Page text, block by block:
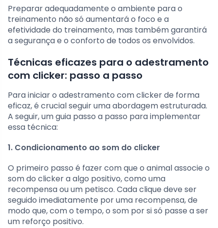
Preparar adequadamente o ambiente para o
treinamento não só aumentará o foco e a
efetividade do treinamento, mas também garantirá
a segurança e o conforto de todos os envolvidos.
Técnicas eficazes para o adestramento
com clicker: passo a passo
Para iniciar o adestramento com clicker de forma
eficaz, é crucial seguir uma abordagem estruturada.
A seguir, um guia passo a passo para implementar
essa técnica:
1. Condicionamento ao som do clicker
O primeiro passo é fazer com que o animal associe o
som do clicker a algo positivo, como uma
recompensa ou um petisco. Cada clique deve ser
seguido imediatamente por uma recompensa, de
modo que, com o tempo, o som por si só passe a ser
um reforço positivo.